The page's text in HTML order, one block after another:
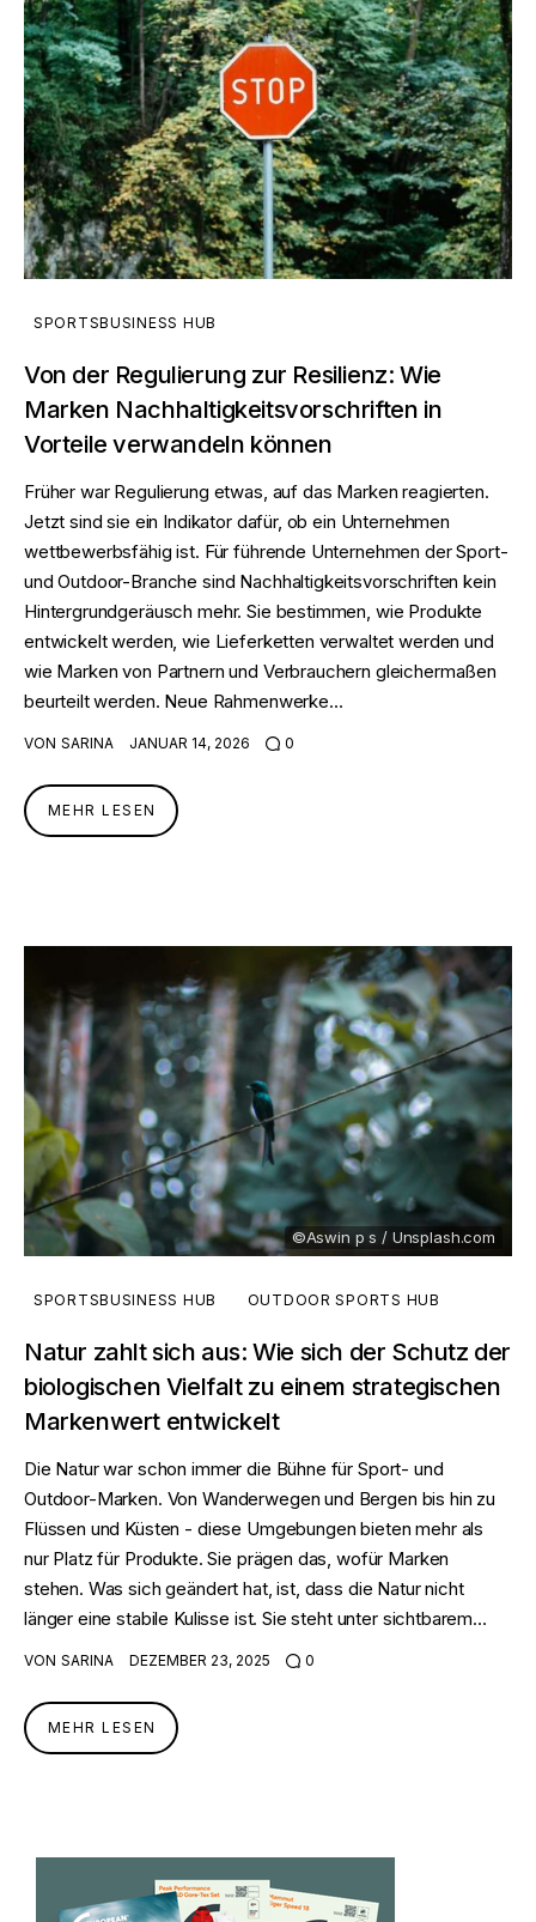
SPORTSBUSINESS HUB
Von der Regulierung zur Resilienz: Wie
Marken Nachhaltigkeitsvorschriften in
Vorteile verwandeln können
Früher war Regulierung etwas, auf das Marken reagierten.
Jetzt sind sie ein Indikator dafür, ob ein Unternehmen
wettbewerbsfähig ist. Für führende Unternehmen der Sport-
und Outdoor-Branche sind Nachhaltigkeitsvorschriften kein
Hintergrundgeräusch mehr. Sie bestimmen, wie Produkte
entwickelt werden, wie Lieferketten verwaltet werden und
wie Marken von Partnern und Verbrauchern gleichermaßen
beurteilt werden. Neue Rahmenwerke…
VON SARINA JANUAR 14, 2026 0
MEHR LESEN
©Aswin p s / Unsplash.com
SPORTSBUSINESS HUB OUTDOOR SPORTS HUB
Natur zahlt sich aus: Wie sich der Schutz der
biologischen Vielfalt zu einem strategischen
Markenwert entwickelt
Die Natur war schon immer die Bühne für Sport- und
Outdoor-Marken. Von Wanderwegen und Bergen bis hin zu
Flüssen und Küsten - diese Umgebungen bieten mehr als
nur Platz für Produkte. Sie prägen das, wofür Marken
stehen. Was sich geändert hat, ist, dass die Natur nicht
länger eine stabile Kulisse ist. Sie steht unter sichtbarem…
VON SARINA DEZEMBER 23, 2025 0
MEHR LESEN